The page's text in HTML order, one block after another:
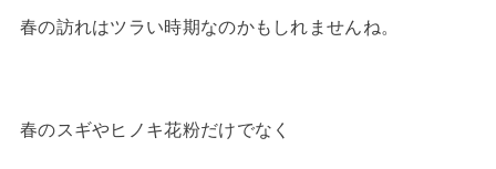
春の訪れはツラい時期なのかもしれませんね。
春のスギやヒノキ花粉だけでなく